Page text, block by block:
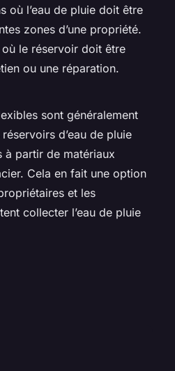
où l’eau de pluie doit être
zones d’une propriété.
le réservoir doit être
ou une réparation.
sont généralement
d’eau de pluie
à partir de matériaux
Cela en fait une option
et les
collecter l’eau de pluie